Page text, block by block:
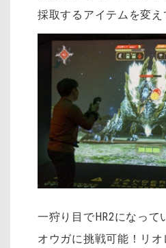
採取するアイテムを変え
一狩り目でHR2になって
オウガに挑戦可能！リ